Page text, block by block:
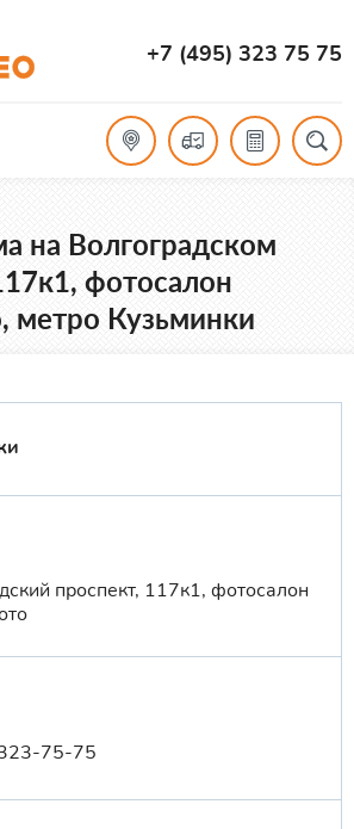
+7 (495) 323 75 75
на Волгоградском
фотосалон
метро Кузьминки
проспект, 117к1, фотосалон
75-75